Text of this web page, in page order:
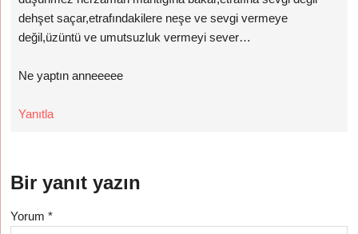
dehşet saçar,etrafındakilere neşe ve sevgi vermeye
değil,üzüntü ve umutsuzluk vermeyi sever…
Ne yaptın anneeeee
Yanıtla
Bir yanıt yazın
Yorum*